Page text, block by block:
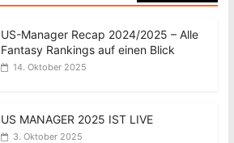
US-Manager Recap 2024/2025 – Alle
Fantasy Rankings auf einen Blick
14. Oktober 2025
US MANAGER 2025 IST LIVE
3. Oktober 2025